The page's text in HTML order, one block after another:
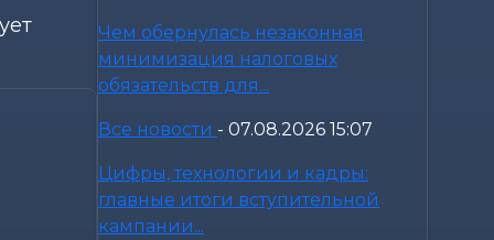
Чем обернулась незаконная
минимизация налоговых
обязательств для...
Все новости - 07.08.2026 15:07
Цифры, технологии и кадры:
главные итоги вступительной
кампании...